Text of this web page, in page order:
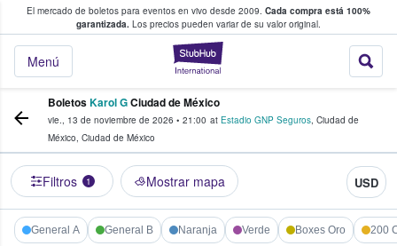
El mercado de boletos para eventos en vivo desde 2009. Cada compra está 100%
garantizada. Los precios pueden variar de su valor original.
StubHub: donde
Menú
fans compran y venden boletos
BoletosKarol GCiudad de México
vie., 13 de noviembre de 2026 • 21:00 at Estadio GNP Seguros, Ciudad de
México, Ciudad de México
Filtros 1 Mostrar mapa USD
General A General B Naranja Verde Boxes Oro 200